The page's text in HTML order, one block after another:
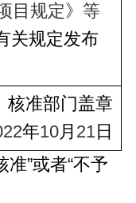
目规定》等
规定发布
核准部门盖章
年10月 21 日
”或者“不予